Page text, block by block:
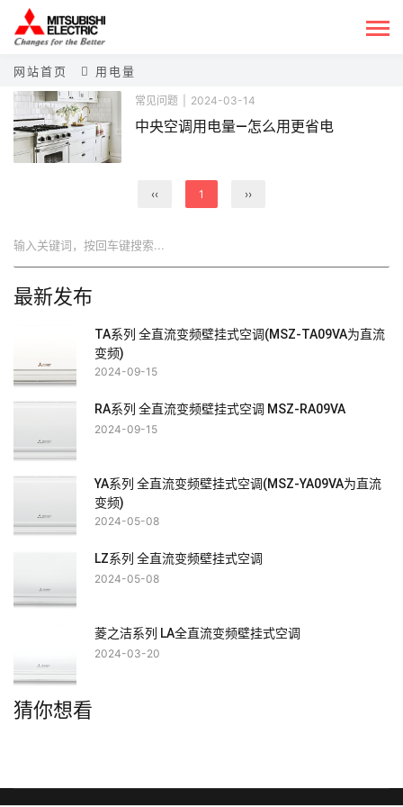
网站首页 用电量
常见问题 2024-03-14
中央空调用电量—怎么用更省电
‹‹ 1 ››
最新发布
TA系列 全直流变频壁挂式空调(MSZ-TA09VA为直流
变频)
2024-09-15
RA系列 全直流变频壁挂式空调 MSZ-RA09VA
2024-09-15
YA系列 全直流变频壁挂式空调(MSZ-YA09VA为直流
变频)
2024-05-08
LZ系列 全直流变频壁挂式空调
2024-05-08
菱之洁系列 LA全直流变频壁挂式空调
2024-03-20
猜你想看